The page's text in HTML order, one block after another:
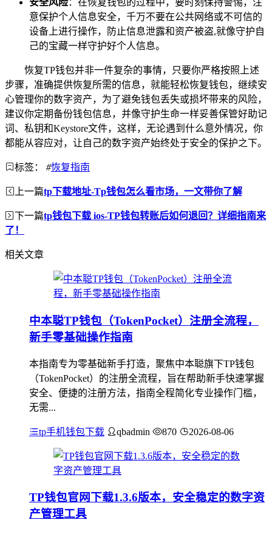
安全风险：在恢复钱包的过程中，要时刻保持警惕，注
意保护个人信息安全，千万不要在公共网络或不可信的
设备上进行操作，防止信息泄露和资产被盗,就像守护自
己的宝藏一样守护好个人信息。
恢复TP钱包并非一件复杂的事情，只要你严格按照上述
步骤，准确提供恢复所需的信息，就能轻松恢复钱包，继续安
心管理你的数字资产，为了避免钱包丢失或损坏带来的风险，
建议你定期备份钱包信息，并像守护生命一样妥善保管好助记
词、私钥和Keystore文件，这样，无论遇到什么意外情况，你
都能从容应对，让自己的数字资产始终处于安全的保护之下。
标签： #恢复指南
上一篇tp下载地址-Tp钱包怎么看市场，一文带你了解
下一篇tp钱包下载 ios-TP钱包转账后如何退回？详细指南来
了！
相关文章
中本聪TP钱包（TokenPocket）注册全流程，
新手零基础操作指南
本指南专为零基础新手打造，聚焦中本聪旗下TP钱包
（TokenPocket）的注册全流程，旨在帮助新手快速掌握
安全、便捷的注册方法，指南全程简化专业操作门槛，
无需...
tp手机钱包下载 qbadmin 870 2026-08-06
TP钱包官网下载1.3.6版本，安全稳定的数字资
产管理工具